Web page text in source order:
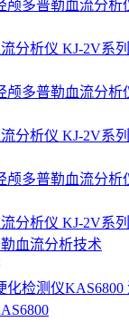
分析仪 KJ-2V系列
分析仪 KJ-2V系列
分析仪 KJ-2V系列
血流分析技术